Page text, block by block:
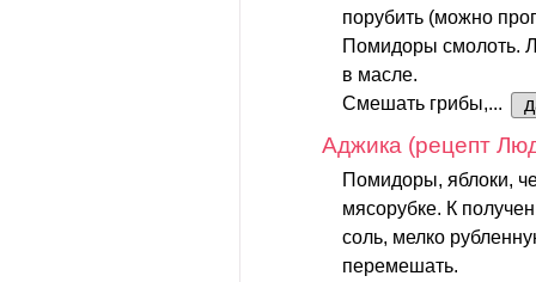
порубить (можно
Помидоры смолоть.
в масле.
Смешать грибы,...
Аджика (рецепт
Помидоры, яблоки,
мясорубке. К
соль, мелко
перемешать.